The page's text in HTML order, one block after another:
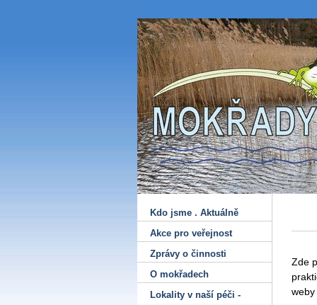
Zde
weby
Kdo jsme . Aktuálně
Akce pro veřejnost
Zprávy o činnosti
O mokřadech
Lokality v naší péči -